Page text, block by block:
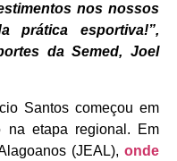
nos nossos
prática esportiva!”,
da Semed, Joel
Santos começou em
na etapa regional. Em
(JEAL), onde